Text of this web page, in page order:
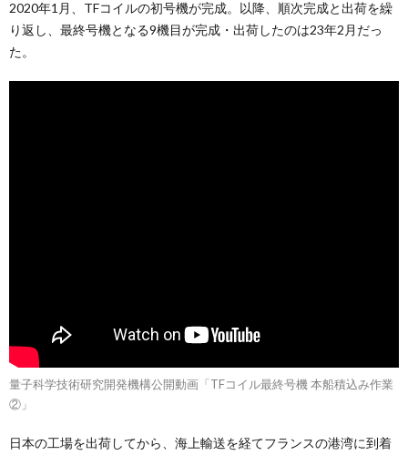
2020年1月、TFコイルの初号機が完成。以降、順次完成と出荷を繰
り返し、最終号機となる9機目が完成・出荷したのは23年2月だっ
た。
量子科学技術研究開発機構公開動画「TFコイル最終号機 本船積込み作業
②」
日本の工場を出荷してから、海上輸送を経てフランスの港湾に到着